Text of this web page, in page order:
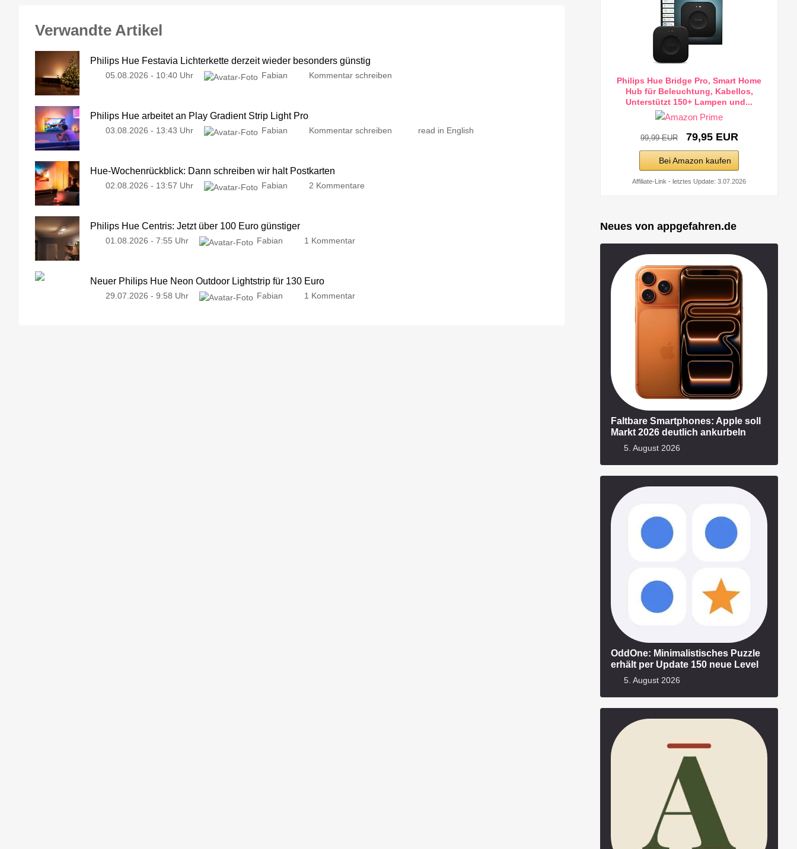
Verwandte Artikel
Philips Hue Festavia Lichterkette derzeit wieder besonders günstig
05.08.2026 - 10:40 Uhr Fabian Kommentar schreiben
Philips Hue arbeitet an Play Gradient Strip Light Pro
03.08.2026 - 13:43 Uhr Fabian Kommentar schreiben read in English
Hue-Wochenrückblick: Dann schreiben wir halt Postkarten
02.08.2026 - 13:57 Uhr Fabian 2 Kommentare
Philips Hue Centris: Jetzt über 100 Euro günstiger
01.08.2026 - 7:55 Uhr Fabian 1 Kommentar
Neuer Philips Hue Neon Outdoor Lightstrip für 130 Euro
29.07.2026 - 9:58 Uhr Fabian 1 Kommentar
Philips Hue Bridge Pro, Smart Home
Hub für Beleuchtung, Kabellos,
Unterstützt 150+ Lampen und...
99,99 EUR 79,95 EUR
Bei Amazon kaufen
Affiliate-Link - letztes Update: 3.07.2026
Neues von appgefahren.de
Faltbare Smartphones: Apple soll
Markt 2026 deutlich ankurbeln
5. August 2026
OddOne: Minimalistisches Puzzle
erhält per Update 150 neue Level
5. August 2026